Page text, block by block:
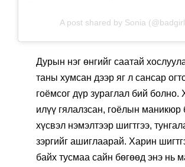
A post shared by Sonia
Дурын нэг өнгийг саатай
таны хумсан дээр яг л сансар
гоёмсог дүр зураглал бий болно.
илүү гялалзсан, гоёлын маникюр
хүсвэл нэмэлтээр шигтгээ,
зэргийг ашиглаарай. Харин
байх тусмаа сайн бөгөөд энэ нь